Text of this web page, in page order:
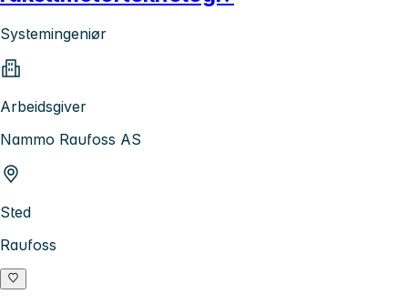
Systemingeniør
Arbeidsgiver
Nammo Raufoss AS
Sted
Raufoss